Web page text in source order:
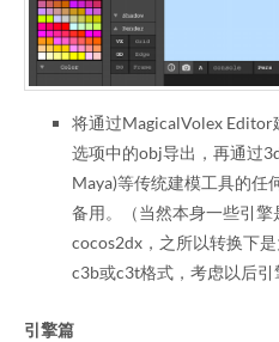
将通过MagicalVolex
选项中的obj导出，再通过
Maya)等传统建模工具的任
备用。（当然本身一些引
cocos2dx，之所以转换下
c3b或c3t格式，考虑以后引
引擎篇